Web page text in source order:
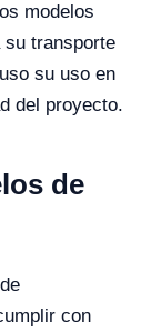
modelos
transporte
su uso en
del proyecto.
de
con